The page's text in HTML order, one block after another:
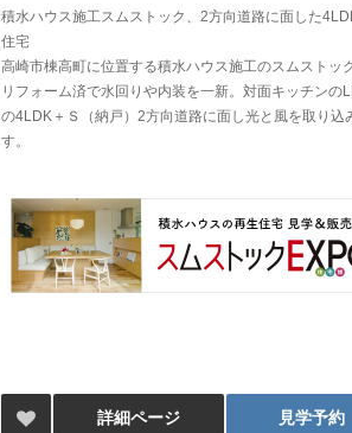
積水ハウス施工スムストック、2方向道路に面した
住宅
高崎市棟高町に位置する積水ハウス施工のスムストッ
リフォーム済で水回りや内装を一新。対面キッチンの
の4LDK＋Ｓ（納戸）2方向道路に面し光と風を取り込
す。
詳細ページ 見学予約